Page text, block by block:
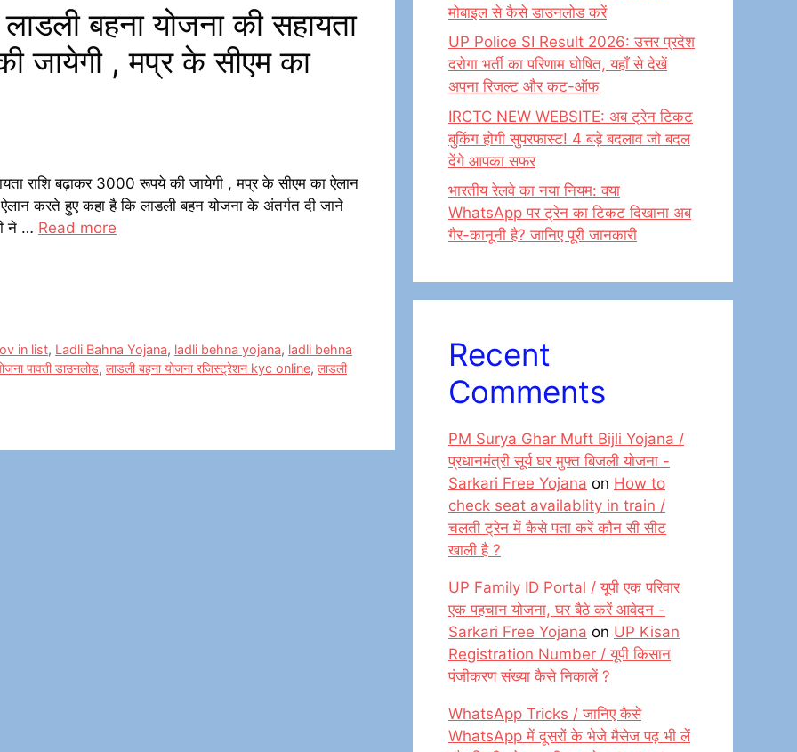
बहना योजना की सहायता
जायेगी , मप्र के सीएम का
राशि बढ़ाकर 3000 रूपये की जायेगी , मप्र के सीएम का ऐलान
करते हुए कहा है कि लाडली बहन योजना के अंतर्गत दी जाने
ने … Read more
in list, Ladli Bahna Yojana, ladli behna yojana, ladli behna
पावती डाउनलोड, लाडली बहना योजना रजिस्ट्रेशन kyc online, लाडली
मोबाइल से कैसे डाउनलोड करें
UP Police SI Result 2026: उत्तर प्रदेश
दरोगा भर्ती का परिणाम घोषित, यहाँ से देखें
अपना रिजल्ट और कट-ऑफ
IRCTC NEW WEBSITE: अब ट्रेन टिकट
बुकिंग होगी सुपरफास्ट! 4 बड़े बदलाव जो बदल
देंगे आपका सफर
भारतीय रेलवे का नया नियम: क्या
WhatsApp पर ट्रेन का टिकट दिखाना अब
गैर-कानूनी है? जानिए पूरी जानकारी
Recent
Comments
PM Surya Ghar Muft Bijli Yojana /
प्रधानमंत्री सूर्य घर मुफ्त बिजली योजना -
Sarkari Free Yojana on How to
check seat availablity in train /
चलती ट्रेन में कैसे पता करें कौन सी सीट
खाली है ?
UP Family ID Portal / यूपी एक परिवार
एक पहचान योजना, घर बैठे करें आवेदन -
Sarkari Free Yojana on UP Kisan
Registration Number / यूपी किसान
पंजीकरण संख्या कैसे निकालें ?
WhatsApp Tricks / जानिए कैसे
WhatsApp में दूसरों के भेजे मैसेज पढ़ भी लें